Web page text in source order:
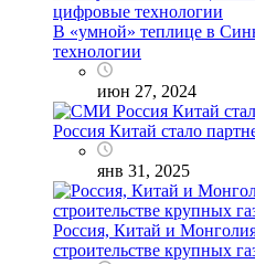
В «умной» теплице в
технологии
июн 27, 2024
Россия Китай стало
янв 31, 2025
Россия, Китай и
строительстве крупных